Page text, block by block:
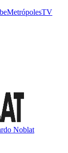
MetrópolesTV
Noblat